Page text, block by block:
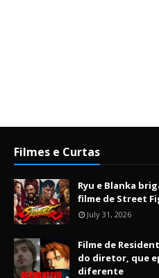
Filmes e Curtas
Ryu e Blanka
filme de Street
July 31, 2026
Filme de
do diretor, que
diferente